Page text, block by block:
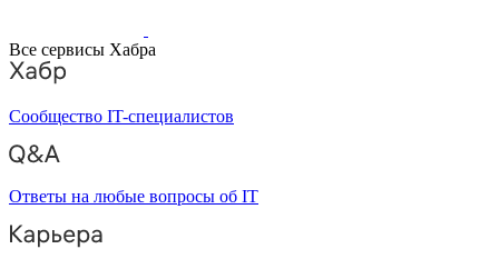
Все сервисы Хабра
Сообщество IT-специалистов
Ответы на любые вопросы об IT